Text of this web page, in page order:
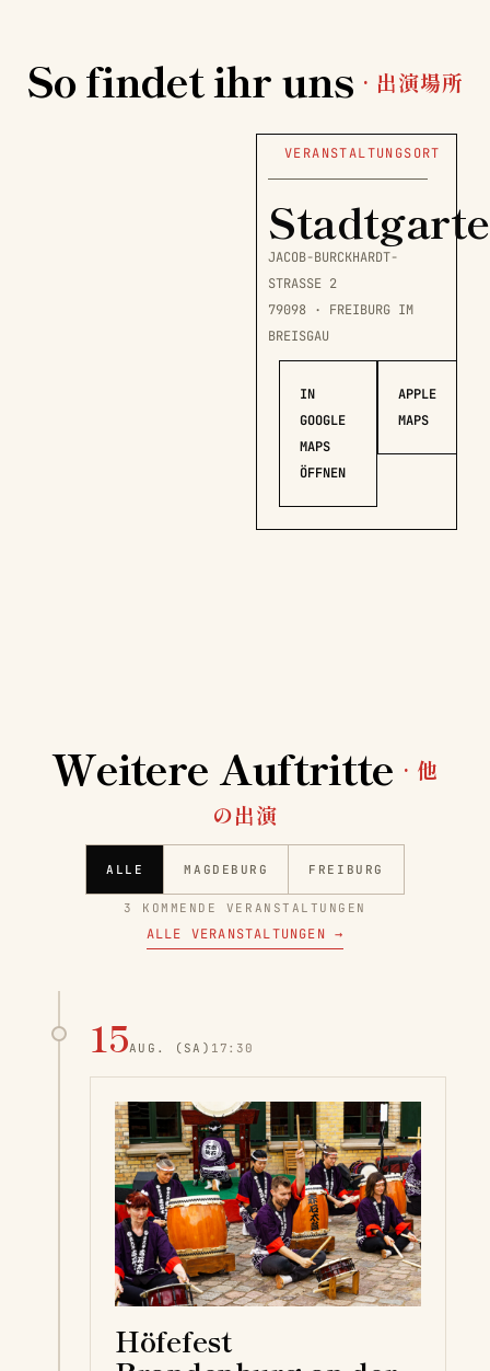
So findet ihr uns · 出演場所
VERANSTALTUNGSORT
JACOB-BURCKHARDT-
STRASSE 2
79098 · FREIBURG IM
BREISGAU
IN
GOOGLE
MAPS
ÖFFNEN
APPLE
MAPS
Weitere Auftritte · 他
の出演
ALLE MAGDEBURG FREIBURG
3 KOMMENDE VERANSTALTUNGEN
ALLE VERANSTALTUNGEN →
15AUG. (SA) 17:30
Höfefest